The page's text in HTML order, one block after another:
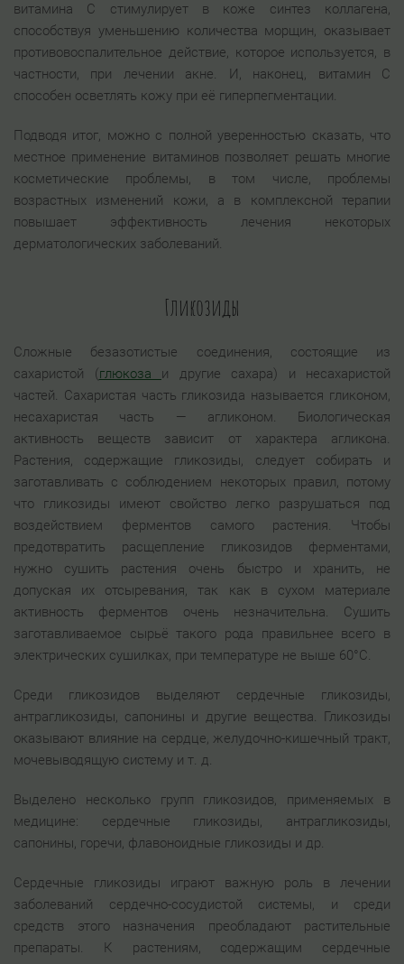
витамина С стимулирует в коже синтез коллагена,
способствуя уменьшению количества морщин, оказывает
противовоспалительное действие, которое используется, в
частности, при лечении акне. И, наконец, витамин С
способен осветлять кожу при её гиперпегментации.
Подводя итог, можно с полной уверенностью сказать, что
местное применение витаминов позволяет решать многие
косметические проблемы, в том числе, проблемы
возрастных изменений кожи, а в комплексной терапии
повышает эффективность лечения некоторых
дерматологических заболеваний.
Гликозиды
Сложные безазотистые соединения, состоящие из
сахаристой (глюкоза и другие сахара) и несахаристой
частей. Сахаристая часть гликозида называется гликоном,
несахаристая часть — агликоном. Биологическая
активность веществ зависит от характера агликона.
Растения, содержащие гликозиды, следует собирать и
заготавливать с соблюдением некоторых правил, потому
что гликозиды имеют свойство легко разрушаться под
воздействием ферментов самого растения. Чтобы
предотвратить расщепление гликозидов ферментами,
нужно сушить растения очень быстро и хранить, не
допуская их отсыревания, так как в сухом материале
активность ферментов очень незначительна. Сушить
заготавливаемое сырьё такого рода правильнее всего в
электрических сушилках, при температуре не выше 60°С.
Среди гликозидов выделяют сердечные гликозиды,
антрагликозиды, сапонины и другие вещества. Гликозиды
оказывают влияние на сердце, желудочно-кишечный тракт,
мочевыводящую систему и т. д.
Выделено несколько групп гликозидов, применяемых в
медицине: сердечные гликозиды, антрагликозиды,
сапонины, горечи, флавоноидные гликозиды и др.
Сердечные гликозиды играют важную роль в лечении
заболеваний сердечно-сосудистой системы, и среди
средств этого назначения преобладают растительные
препараты. К растениям, содержащим сердечные